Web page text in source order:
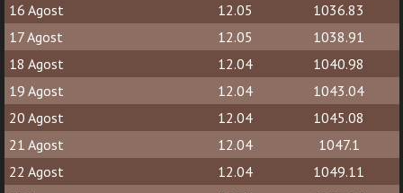
16 Agost
12.05
1036.83
17 Agost
12.05
1038.91
18 Agost
12.04
1040.98
19 Agost
12.04
1043.04
20 Agost
12.04
1045.08
21 Agost
12.04
1047.1
22 Agost
12.04
1049.11